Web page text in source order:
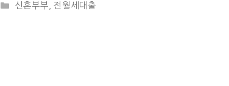
CATEGORIES
신혼부부 ,전월세대출